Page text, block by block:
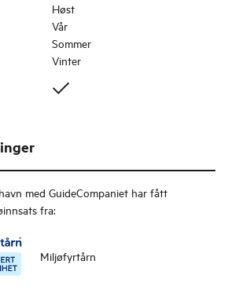
Høst
Vår
Sommer
Vinter
med GuideCompaniet har fått
fra:
Miljøfyrtårn